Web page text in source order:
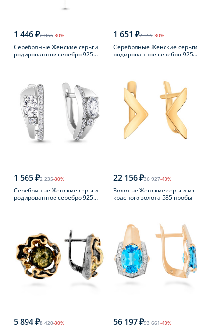
1 446 ₽2 066-30%
Серебряные Женские серьги
родированное серебро 925
1 651 ₽2 359-30%
Серебряные Женские серьги
родированное серебро 925
1 565 ₽2 235-30%
Серебряные Женские серьги
родированное серебро 925
22 156 ₽36 927-40%
Золотые Женские серьги из
красного золота 585 пробы
5 894 ₽8 420-30% 56 197 ₽93 661-40%